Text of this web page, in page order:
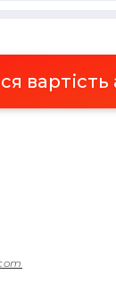
вартість